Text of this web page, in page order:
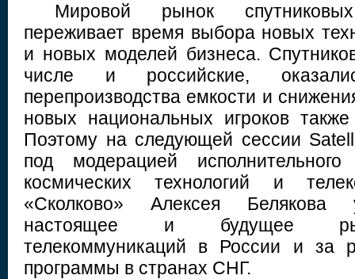
Мировой рынок спутниковых
переживает время выбора новых
и новых моделей бизнеса.
числе и российские,
перепроизводства емкости и
новых национальных игроков
Поэтому на следующей сессии
под модерацией
космических технологий и
«Сколково» Алексея Белякова
настоящее и будущее
телекоммуникаций в России и за
программы в странах СНГ.